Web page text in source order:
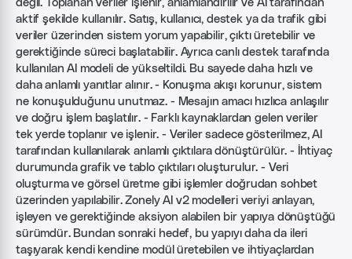
değil. Toplanan veriler işlenir, anlamlandırılır ve AI tarafından
aktif şekilde kullanılır. Satış, kullanıcı, destek ya da trafik gibi
veriler üzerinden sistem yorum yapabilir, çıktı üretebilir ve
gerektiğinde süreci başlatabilir. Ayrıca canlı destek tarafında
kullanılan AI modeli de yükseltildi. Bu sayede daha hızlı ve
daha anlamlı yanıtlar alınır. - Konuşma akışı korunur, sistem
ne konuşulduğunu unutmaz. - Mesajın amacı hızlıca anlaşılır
ve doğru işlem başlatılır. - Farklı kaynaklardan gelen veriler
tek yerde toplanır ve işlenir. - Veriler sadece gösterilmez, AI
tarafından kullanılarak anlamlı çıktılara dönüştürülür. - İhtiyaç
durumunda grafik ve tablo çıktıları oluşturulur. - Veri
oluşturma ve görsel üretme gibi işlemler doğrudan sohbet
üzerinden yapılabilir. Zonely AI v2 modelleri veriyi anlayan,
işleyen ve gerektiğinde aksiyon alabilen bir yapıya dönüştüğü
sürümdür. Bundan sonraki hedef, bu yapıyı daha da ileri
taşıyarak kendi kendine modül üretebilen ve ihtiyaçlardan